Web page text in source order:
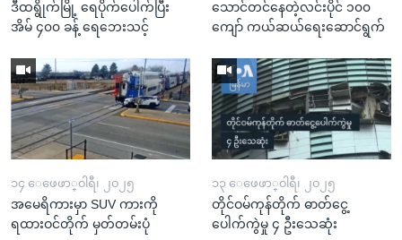
ဒီထရွိုက်မြို့ ရေပိုက်ပေါက်ပြီး
အိမ် ၄၀၀ ခန့် ရေဘေးသင့်
သောင်တင်နေတဲ့လင်းပိုင် ၁၀၀
ကျော် ကယ်ဆယ်ရေးဆောင်ရွက်
၁၄ ေဖေဖာ္၀ါရီ၊ ၂၀၂၅
အမေရိကားမှာ SUV ကားကို
ရထားဝင်တိုက် မှတ်တမ်းပုံ
၁၃ ေဖေဖာ္၀ါရီ၊ ၂၀၂၅
တိုင်ဝမ်ကုန်တိုက် ဓာတ်ငွေ့
ပေါက်ကွဲမှု ၄ ဦးသေဆုံး